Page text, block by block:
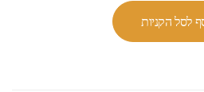
לסל הקניות